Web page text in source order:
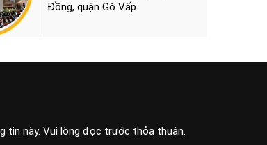
Đồng, quận Gò Vấp.
tin này. Vui lòng đọc trước thỏa thuận.